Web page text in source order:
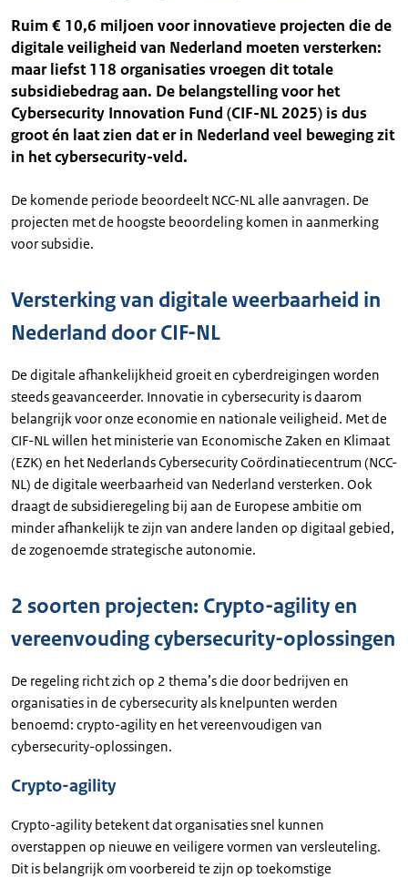
Ruim € 10,6 miljoen voor innovatieve projecten die de
digitale veiligheid van Nederland moeten versterken:
maar liefst 118 organisaties vroegen dit totale
subsidiebedrag aan. De belangstelling voor het
Cybersecurity Innovation Fund (CIF-NL 2025) is dus
groot én laat zien dat er in Nederland veel beweging zit
in het cybersecurity-veld.
De komende periode beoordeelt NCC-NL alle aanvragen. De
projecten met de hoogste beoordeling komen in aanmerking
voor subsidie.
Versterking van digitale weerbaarheid in
Nederland door CIF-NL
De digitale afhankelijkheid groeit en cyberdreigingen worden
steeds geavanceerder. Innovatie in cybersecurity is daarom
belangrijk voor onze economie en nationale veiligheid. Met de
CIF-NL willen het ministerie van Economische Zaken en Klimaat
(EZK) en het Nederlands Cybersecurity Coördinatiecentrum (NCC-
NL) de digitale weerbaarheid van Nederland versterken. Ook
draagt de subsidieregeling bij aan de Europese ambitie om
minder afhankelijk te zijn van andere landen op digitaal gebied,
de zogenoemde strategische autonomie.
2 soorten projecten: Crypto-agility en
vereenvouding cybersecurity-oplossingen
De regeling richt zich op 2 thema’s die door bedrijven en
organisaties in de cybersecurity als knelpunten werden
benoemd: crypto-agility en het vereenvoudigen van
cybersecurity-oplossingen.
Crypto-agility
Crypto-agility betekent dat organisaties snel kunnen
overstappen op nieuwe en veiligere vormen van versleuteling.
Dit is belangrijk om voorbereid te zijn op toekomstige